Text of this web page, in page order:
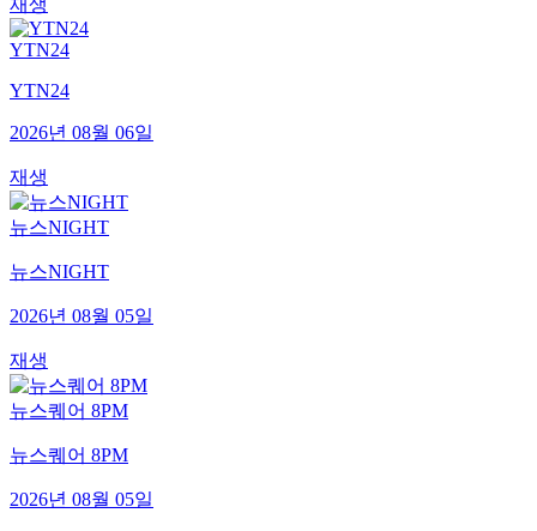
YTN24
YTN24
2026년 08월 06일
재생
뉴스NIGHT
뉴스NIGHT
2026년 08월 05일
재생
뉴스퀘어 8PM
뉴스퀘어 8PM
2026년 08월 05일